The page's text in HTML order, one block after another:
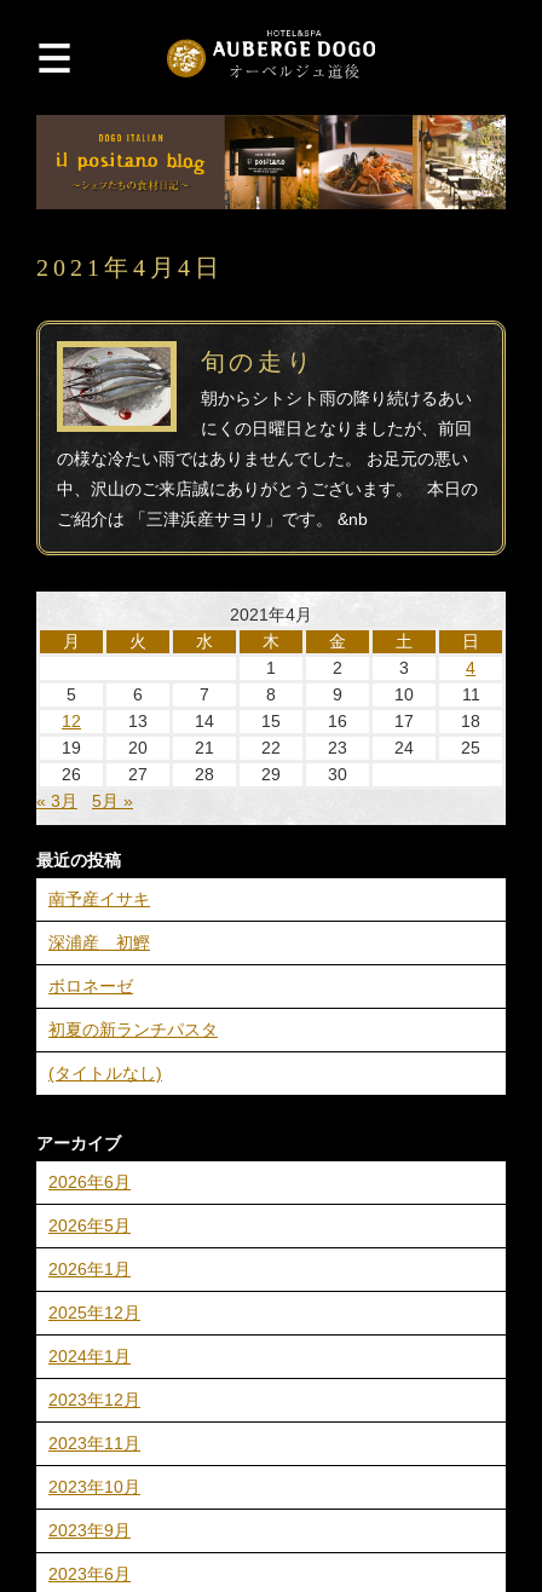
2021年4月4日
旬の走り
朝からシトシト雨の降り続けるあい
にくの日曜日となりましたが、前回
の様な冷たい雨ではありませんでした。 お足元の悪い
中、沢山のご来店誠にありがとうございます。 本日の
ご紹介は 「三津浜産サヨリ」です。 &nb
2021年4月
月
火 水 木 金 土
日
1
2 3
4
5
6 7 8 9 10
11
12
13 14 15 16 17
18
19
20 21 22 23 24
25
26
27 28 29
30
« 3月
5月 »
最近の投稿
南予産イサキ
深浦産 初鰹
ボロネーゼ
初夏の新ランチパスタ
(タイトルなし)
アーカイブ
2026年6月
2026年5月
2026年1月
2025年12月
2024年1月
2023年12月
2023年11月
2023年10月
2023年9月
2023年6月